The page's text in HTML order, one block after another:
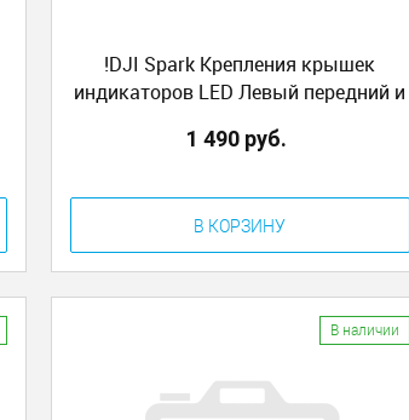
!DJI Spark Крепления крышек
индикаторов LED Левый передний и
Right
1 490 руб.
В КОРЗИНУ
В наличии